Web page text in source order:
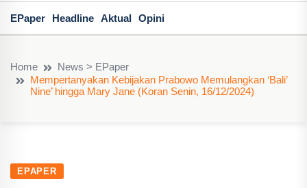
EPaper Headline Aktual Opini
Home
News > EPaper
Mempertanyakan Kebijakan Prabowo Memulangkan ‘Bali’
Nine’ hingga Mary Jane (Koran Senin, 16/12/2024)
EPAPER